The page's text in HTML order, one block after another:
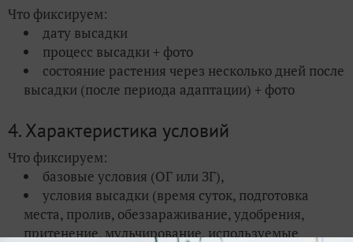
Что фиксируем:
дату высадки
процесс высадки + фото
состояние растения через несколько дней после
высадки (после периода адаптации) + фото
4. Характеристика условий
Что фиксируем:
базовые условия (ОГ или ЗГ),
условия высадки (время суток, подготовка
места, пролив, обеззараживание, удобрения,
притенение, мульчирование, используемые